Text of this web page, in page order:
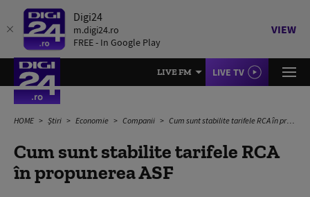
Digi24
m.digi24.ro
FREE - In Google Play
VIEW
LIVE FM LIVE TV
HOME Știri Economie Companii Cum sunt stabilite tarifele RCA în propunerea ASF
Cum sunt stabilite tarifele RCA
în propunerea ASF